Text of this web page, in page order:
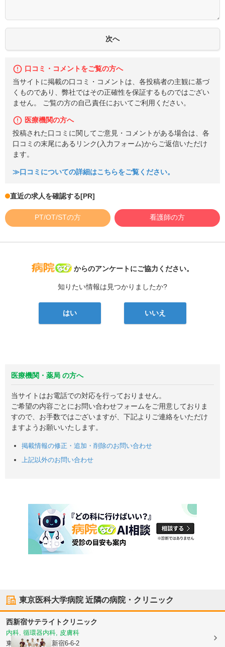
口コミ・コメントをご覧の方へ
当サイトに掲載の口コミ・コメントは、各投稿者の主観に基づ
くものであり、弊社ではその正確性を保証するものではござい
ません。 ご覧の方の自己責任においてご利用ください。
医療機関の方へ
投稿された口コミに関してご意見・コメントがある場合は、各
口コミの末尾にあるリンク(入力フォーム)からご返信いただけ
ます。
≫口コミについての詳細はこちらをご覧ください。
直近の求人を確認する[PR]
PT/OT/STの方 看護師の方
病院なび
からのアンケートにご協力ください。
知りたい情報は見つかりましたか?
はい いいえ
医療機関・薬局 の方へ
当サイトはお電話での対応を行っておりません。
ご希望の内容ごとにお問い合わせフォームをご用意しておりま
すので、お手数ではございますが、下記よりご連絡をいただけ
ますようお願いいたします。
掲載情報の修正・追加・削除のお問い合わせ
上記以外のお問い合わせ
東京医科大学病院近隣の病院・クリニック
西新宿サテライトクリニック
内科, 循環器内科, 皮膚科
東京都新宿区西新宿6-6-2